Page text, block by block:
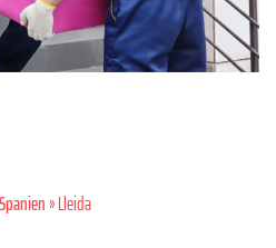
Spanien» Lleida